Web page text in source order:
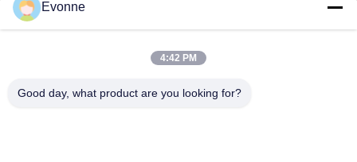
Stofopvangsystemen
hbkedacc@gmail.com
8188867
Evonne
4:42 PM
Good day, what product are you looking for?